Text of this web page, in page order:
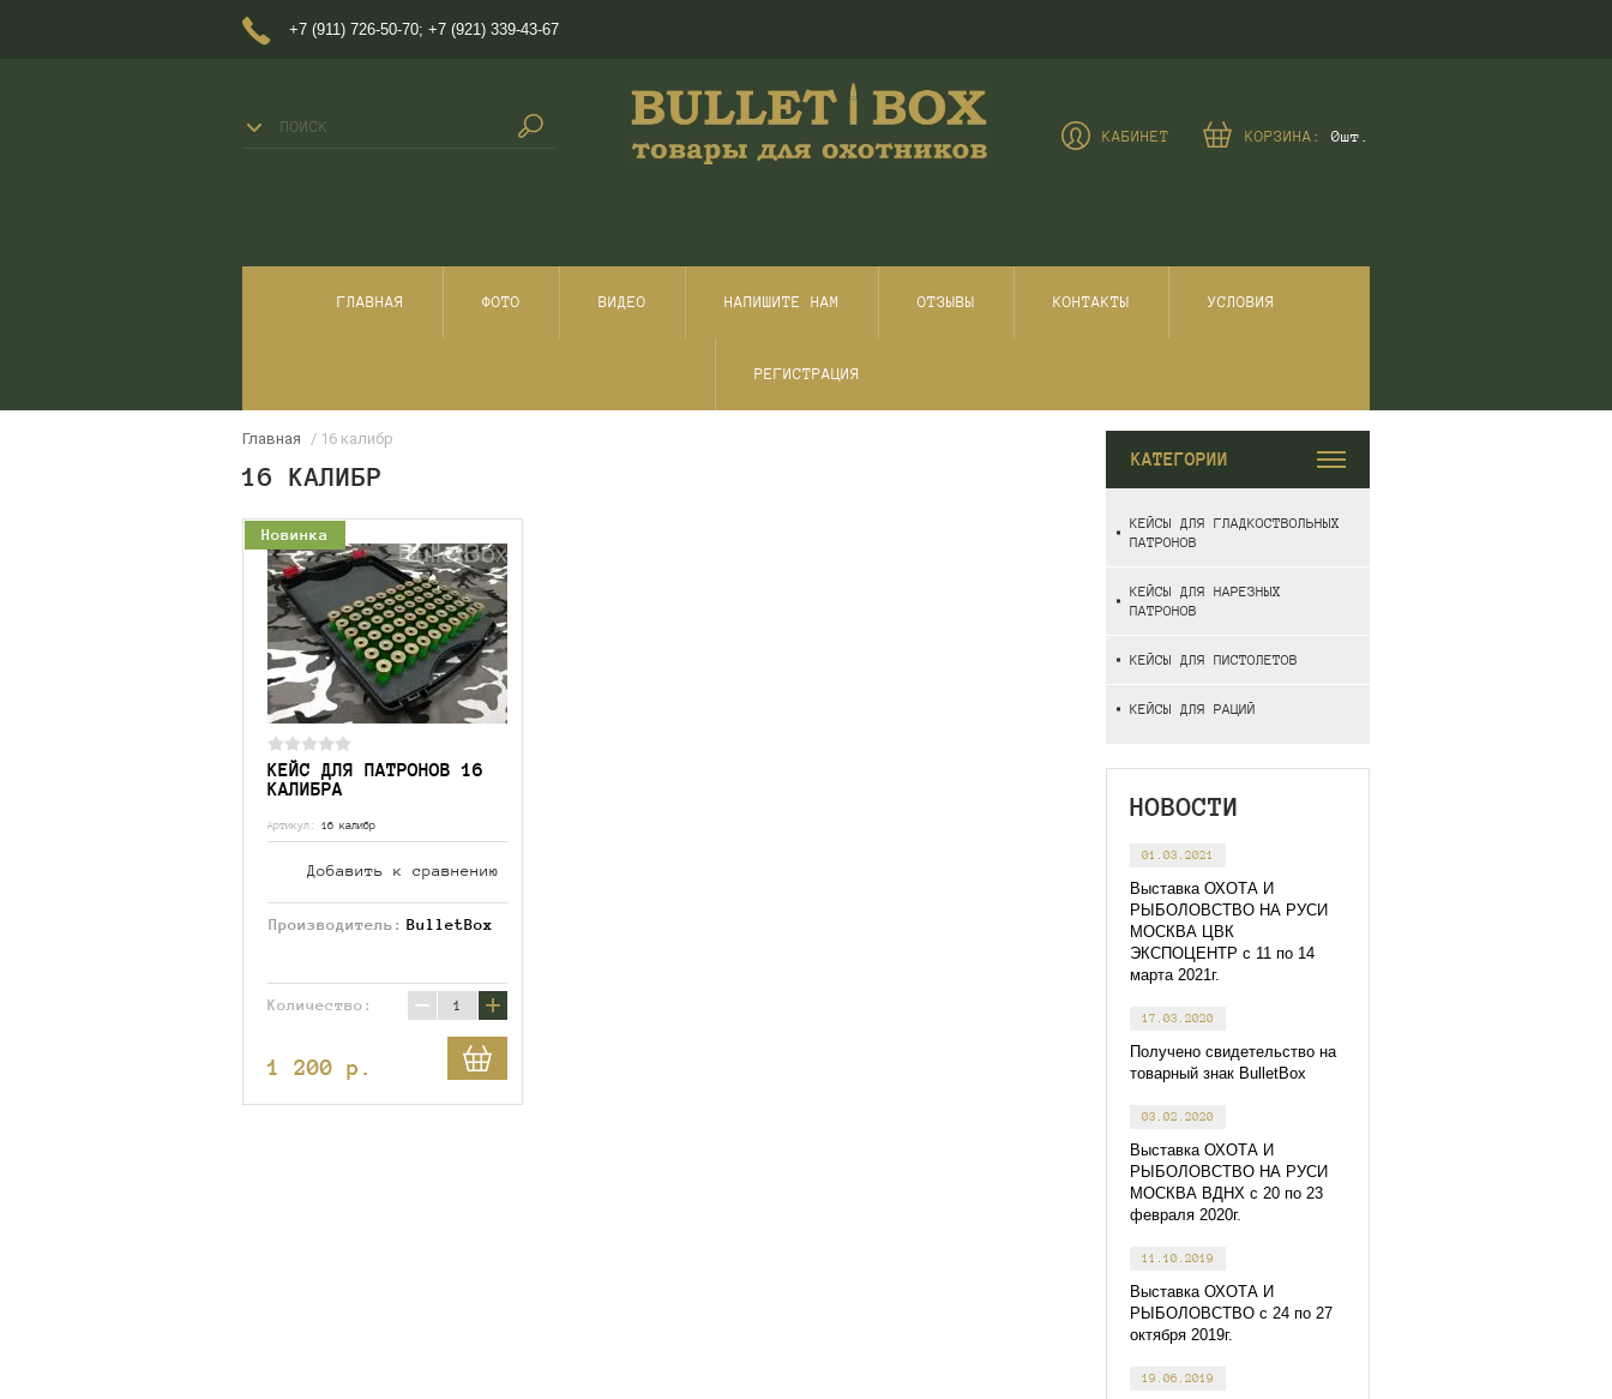
+7 (911) 726-50-70; +7 (921) 339-43-67
КОРЗИНА:0шт.
КАБИНЕТ
ГЛАВНАЯ ФОТО ВИДЕО НАПИШИТЕ НАМ ОТЗЫВЫ КОНТАКТЫ УСЛОВИЯ
РЕГИСТРАЦИЯ
КАТЕГОРИИ
КЕЙСЫ ДЛЯ ГЛАДКОСТВОЛЬНЫХ
ПАТРОНОВ
КЕЙСЫ ДЛЯ НАРЕЗНЫХ
ПАТРОНОВ
КЕЙСЫ ДЛЯ ПИСТОЛЕТОВ
КЕЙСЫ ДЛЯ РАЦИЙ
НОВОСТИ
01.03.2021
Выставка ОХОТА И
РЫБОЛОВСТВО НА РУСИ
МОСКВА ЦВК
ЭКСПОЦЕНТР с 11 по 14
марта 2021г.
17.03.2020
Получено свидетельство на
товарный знак BulletBox
03.02.2020
Выставка ОХОТА И
РЫБОЛОВСТВО НА РУСИ
МОСКВА ВДНХ с 20 по 23
февраля 2020г.
11.10.2019
Выставка ОХОТА И
РЫБОЛОВСТВО с 24 по 27
октября 2019г.
19.06.2019
Главная / 16 калибр
16 КАЛИБР
Новинка
КЕЙС ДЛЯ ПАТРОНОВ 16
КАЛИБРА
Артикул: 16 калибр
Добавить к сравнению
Производитель: BulletBox
Количество: − +
1 200 p.